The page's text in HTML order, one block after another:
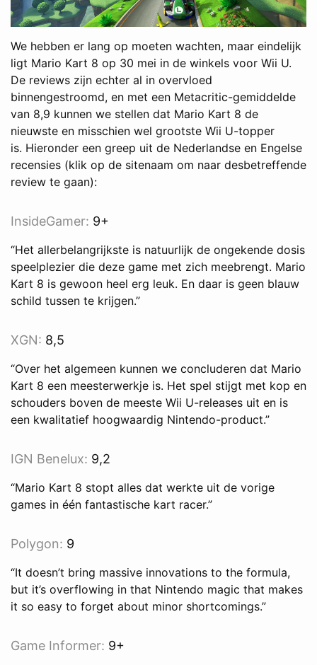
We hebben er lang op moeten wachten, maar eindelijk
ligt Mario Kart 8 op 30 mei in de winkels voor Wii U.
De reviews zijn echter al in overvloed
binnengestroomd, en met een Metacritic-gemiddelde
van 8,9 kunnen we stellen dat Mario Kart 8 de
nieuwste en misschien wel grootste Wii U-topper
is. Hieronder een greep uit de Nederlandse en Engelse
recensies (klik op de sitenaam om naar desbetreffende
review te gaan):
InsideGamer: 9+
“Het allerbelangrijkste is natuurlijk de ongekende dosis
speelplezier die deze game met zich meebrengt. Mario
Kart 8 is gewoon heel erg leuk. En daar is geen blauw
schild tussen te krijgen.”
XGN: 8,5
“Over het algemeen kunnen we concluderen dat Mario
Kart 8 een meesterwerkje is. Het spel stijgt met kop en
schouders boven de meeste Wii U-releases uit en is
een kwalitatief hoogwaardig Nintendo-product.”
IGN Benelux: 9,2
“Mario Kart 8 stopt alles dat werkte uit de vorige
games in één fantastische kart racer.”
Polygon: 9
“It doesn’t bring massive innovations to the formula,
but it’s overflowing in that Nintendo magic that makes
it so easy to forget about minor shortcomings.”
Game Informer: 9+